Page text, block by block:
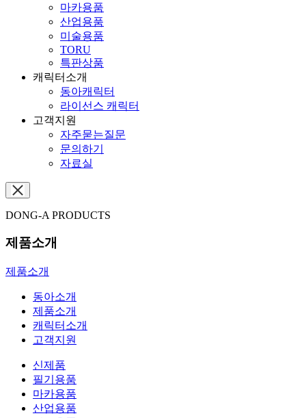
마카용품
산업용품
미술용품
TORU
특판상품
캐릭터소개
동아캐릭터
라이선스 캐릭터
고객지원
자주묻는질문
문의하기
자료실
DONG-A PRODUCTS
제품소개
제품소개
동아소개
제품소개
캐릭터소개
고객지원
신제품
필기용품
마카용품
산업용품